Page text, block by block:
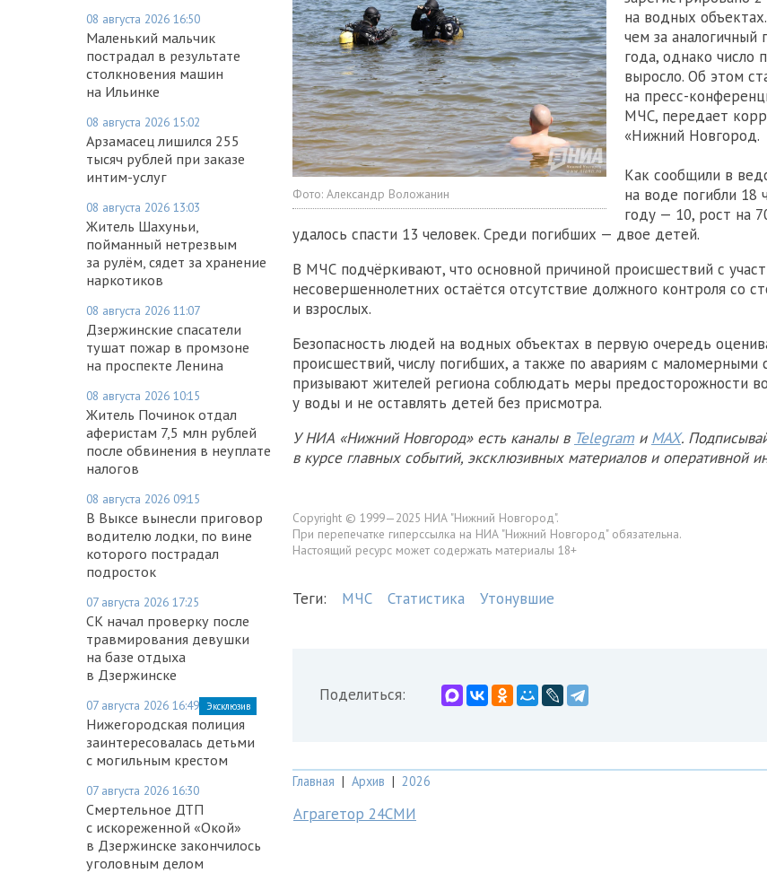
08 августа 2026 16:50
Маленький мальчик
пострадал в результате
столкновения машин
на Ильинке
08 августа 2026 15:02
Арзамасец лишился 255
тысяч рублей при заказе
интим-услуг
08 августа 2026 13:03
Житель Шахуньи,
пойманный нетрезвым
за рулём, сядет за хранение
наркотиков
08 августа 2026 11:07
Дзержинские спасатели
тушат пожар в промзоне
на проспекте Ленина
08 августа 2026 10:15
Житель Починок отдал
аферистам 7,5 млн рублей
после обвинения в неуплате
налогов
08 августа 2026 09:15
В Выксе вынесли приговор
водителю лодки, по вине
которого пострадал
подросток
07 августа 2026 17:25
СК начал проверку после
травмирования девушки
на базе отдыха
в Дзержинске
07 августа 2026 16:49 Эксклюзив
Нижегородская полиция
заинтересовалась детьми
с могильным крестом
07 августа 2026 16:30
Смертельное ДТП
с искореженной «Окой»
в Дзержинске закончилось
уголовным делом
Фото: Александр Воложанин
на водных
чем за
года, однако число
выросло. Об этом
на пресс-
МЧС, передает
«Нижний Новгород.
Как сообщили в
на воде погибли 18
году — 10, рост на
удалось спасти 13 человек. Среди погибших — двое детей.
В МЧС подчёркивают, что основной причиной происшествий с
несовершеннолетних остаётся отсутствие должного контроля со
и взрослых.
Безопасность людей на водных объектах в первую очередь
происшествий, числу погибших, а также по авариям с маломерными
призывают жителей региона соблюдать меры предосторожности
у воды и не оставлять детей без присмотра.
У НИА «Нижний Новгород» есть каналы в Telegram и MAX.
в курсе главных событий, эксклюзивных материалов и оперативной
Copyright © 1999—2025 НИА "Нижний Новгород".
При перепечатке гиперссылка на НИА "Нижний Новгород" обязательна.
Настоящий ресурс может содержать материалы 18+
Теги: МЧС Статистика Утонувшие
Поделиться:
Главная | Архив | 2026
Аграгетор 24СМИ